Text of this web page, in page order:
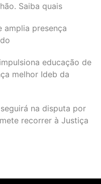
Saiba quais
amplia presença
educação de
melhor Ideb da
na disputa por
recorrer à Justiça